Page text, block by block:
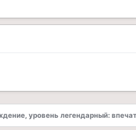
уровень легендарный: